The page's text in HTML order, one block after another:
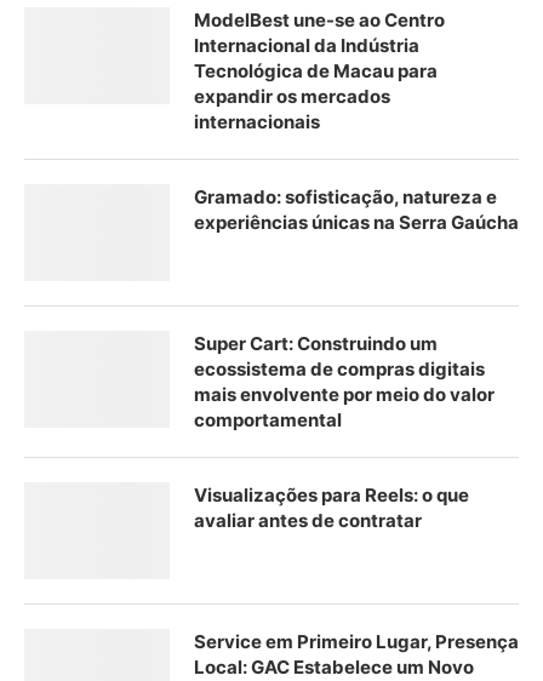
ModelBest une-se ao Centro
Internacional da Indústria
Tecnológica de Macau para
expandir os mercados
internacionais
Gramado: sofisticação, natureza e
experiências únicas na Serra Gaúcha
Super Cart: Construindo um
ecossistema de compras digitais
mais envolvente por meio do valor
comportamental
Visualizações para Reels: o que
avaliar antes de contratar
Service em Primeiro Lugar, Presença
Local: GAC Estabelece um Novo